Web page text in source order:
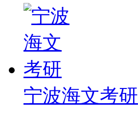
宁波海文考研